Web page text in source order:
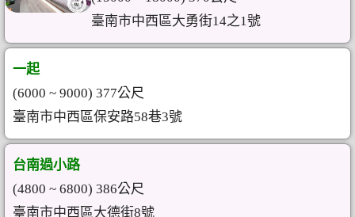
臺南市中西區大勇街14之1號
一起
(6000 ~ 9000) 377公尺
臺南市中西區保安路58巷3號
台南過小路
(4800 ~ 6800) 386公尺
臺南市中西區大德街8號